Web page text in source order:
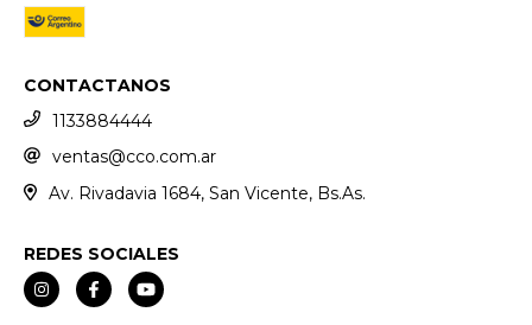
CONTACTANOS
1133884444
ventas@cco.com.ar
Av. Rivadavia 1684, San Vicente, Bs.As.
REDES SOCIALES